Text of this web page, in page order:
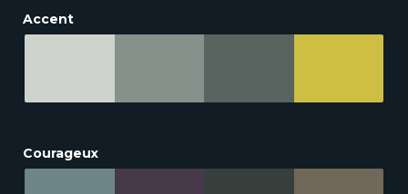
Accent
Courageux